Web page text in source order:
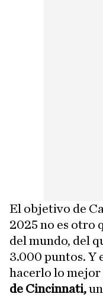
El objetivo de
2025 no es otro
del mundo, del
3.000 puntos. Y
hacerlo lo mejor
de Cincinnati,